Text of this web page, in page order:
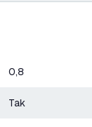
0,8
Tak